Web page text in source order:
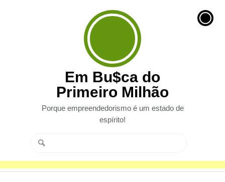
Em Bu$ca do
Primeiro Milhão
Porque empreendedorismo é um estado de
espírito!